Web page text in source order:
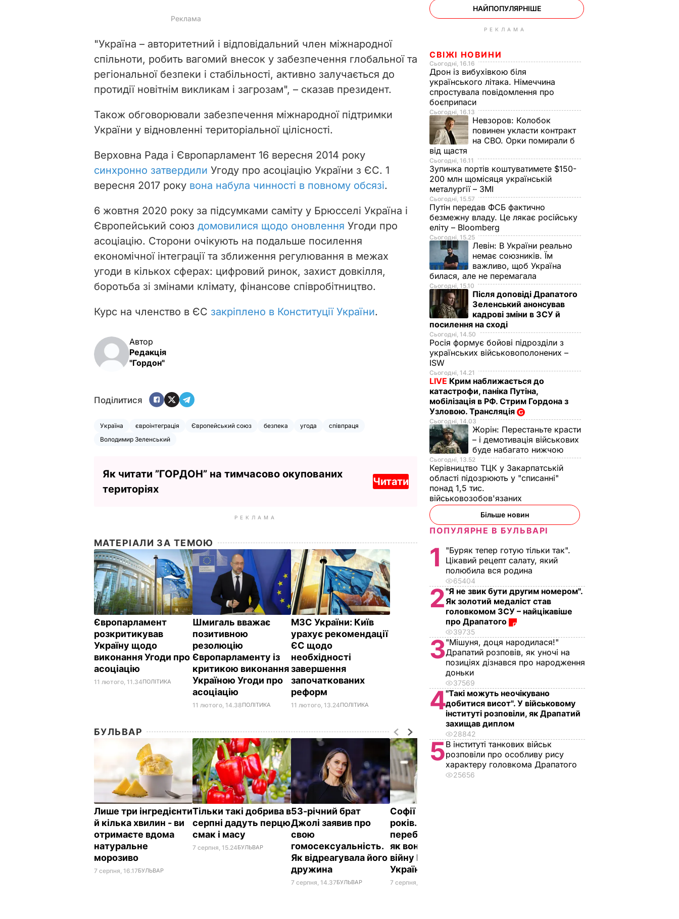
"Україна – авторитетний і відповідальний член міжнародної
спільноти, робить вагомий внесок у забезпечення глобальної та
регіональної безпеки і стабільності, активно залучається до
протидії новітнім викликам і загрозам", – сказав президент.
Також обговорювали забезпечення міжнародної підтримки
України у відновленні територіальної цілісності.
Верховна Рада і Європарламент 16 вересня 2014 року
синхронно затвердили Угоду про асоціацію України з ЄС. 1
вересня 2017 року вона набула чинності в повному обсязі.
6 жовтня 2020 року за підсумками саміту у Брюсселі Україна і
Європейський союз домовилися щодо оновлення Угоди про
асоціацію. Сторони очікують на подальше посилення
економічної інтеграції та зближення регулювання в межах
угоди в кількох сферах: цифровий ринок, захист довкілля,
боротьба зі змінами клімату, фінансове співробітництво.
Курс на членство в ЄС закріплено в Конституції України.
Автор
Редакція
"Гордон"
Поділитися
Україна євроінтеграція Європейський союз безпека угода
співпраця
Володимир Зеленський
Як читати ”ГОРДОН” на тимчасово окупованих
територіях
Читати
РЕКЛАМА
МАТЕРІАЛИ ЗА ТЕМОЮ
Європарламент
розкритикував
Україну щодо
виконання Угоди про
асоціацію
11 лютого, 11.34ПОЛІТИКА
Шмигаль вважає
позитивною
резолюцію
Європарламенту із
критикою виконання
Україною Угоди про
асоціацію
11 лютого, 14.38ПОЛІТИКА
МЗС України: Київ
урахує рекомендації
ЄС щодо
необхідності
завершення
започаткованих
реформ
11 лютого, 13.24ПОЛІТИКА
БУЛЬВАР
Лише три інгредієнти
й кілька хвилин - ви
отримаєте вдома
натуральне
морозиво
7 серпня, 16.17БУЛЬВАР
Тільки такі добрива в
серпні дадуть перцю
смак і масу
7 серпня, 15.24БУЛЬВАР
53-річний брат
Джолі заявив про
свою
гомосексуальність.
Як відреагувала його
дружина
7 серпня, 14.37БУЛЬВАР
Софії Ротару – 79
років. Де зараз
перебуває співачка і
як вона реагує на
війну Росії проти
України
7 серпня, 14.33
НАЙПОПУЛЯРНІШЕ
РЕКЛАМА
СВІЖІ НОВИНИ
Сьогодні, 16.16
Дрон із вибухівкою біля
українського літака. Німеччина
спростувала повідомлення про
боєприпаси
Сьогодні, 16.13
Невзоров: Колобок
повинен укласти контракт
на СВО. Орки помирали б
від щастя
Сьогодні, 16.11
Зупинка портів коштуватимете $150-
200 млн щомісяця українській
металургії – ЗМІ
Сьогодні, 15.57
Путін передав ФСБ фактично
безмежну владу. Це лякає російську
еліту – Bloomberg
Сьогодні, 15.25
Левін: В України реально
немає союзників. Їм
важливо, щоб Україна
билася, але не перемагала
Сьогодні, 15.10
Після доповіді Драпатого
Зеленський анонсував
кадрові зміни в ЗСУ й
посилення на сході
Сьогодні, 14.50
Росія формує бойові підрозділи з
українських військовополонених –
ISW
Сьогодні, 14.21
LIVE Крим наближається до
катастрофи, паніка Путіна,
мобілізація в РФ. Стрим Гордона з
Узловою. Трансляція
Сьогодні, 14.03
Жорін: Перестаньте красти
– і демотивація військових
буде набагато нижчою
Сьогодні, 13.52
Керівництво ТЦК у Закарпатській
області підозрюють у "списанні"
понад 1,5 тис.
військовозобов'язаних
Більше новин
ПОПУЛЯРНЕ В БУЛЬВАРІ
1
"Буряк тепер готую тільки так".
Цікавий рецепт салату, який
полюбила вся родина
65404
2"Я не звик бути другим номером".
Як золотий медаліст став
головкомом ЗСУ – найцікавіше
про Драпатого
39735
3"Мішуня, доця народилася!"
Драпатий розповів, як уночі на
позиціях дізнався про народження
доньки
37569
4"Такі можуть неочікувано
добитися висот". У військовому
інституті розповіли, як Драпатий
захищав диплом
28842
5В інституті танкових військ
розповіли про особливу рису
характеру головкома Драпатого
25656